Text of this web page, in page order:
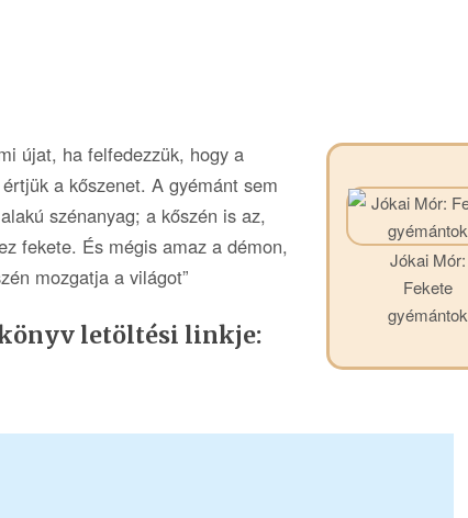
Jókai Mór:
Fekete
gyémántok
újat, ha felfedezzük, hogy a
a kőszenet. A gyémánt sem
szénanyag; a kőszén is az,
fekete. És mégis amaz a démon,
mozgatja a világot”
letöltési linkje: